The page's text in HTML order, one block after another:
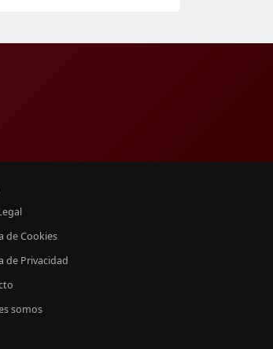
de Cookies
de Privacidad
somos